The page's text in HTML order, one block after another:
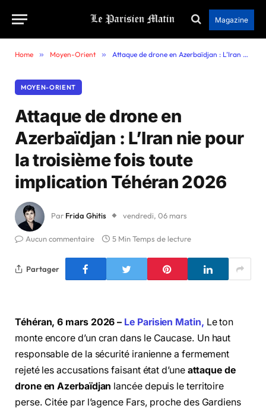
Magazine
Home » Moyen-Orient » Attaque de drone en Azerbaïdjan : L’Iran nie pour la troisième fois toute implication Téhéran 2026
MOYEN-ORIENT
Attaque de drone en
Azerbaïdjan : L’Iran nie pour
la troisième fois toute
implication Téhéran 2026
Par Frida Ghitis vendredi, 06 mars
Aucun commentaire 5 Min Temps de lecture
Partager
Téhéran, 6 mars 2026 – Le Parisien Matin, Le ton
monte encore d’un cran dans le Caucase. Un haut
responsable de la sécurité iranienne a fermement
rejeté les accusations faisant état d’une attaque de
drone en Azerbaïdjan lancée depuis le territoire
perse. Citée par l’agence Fars, proche des Gardiens